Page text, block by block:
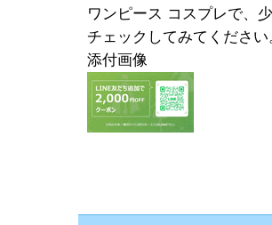
ワンピース コスプレで、
チェックしてみてください
添付画像